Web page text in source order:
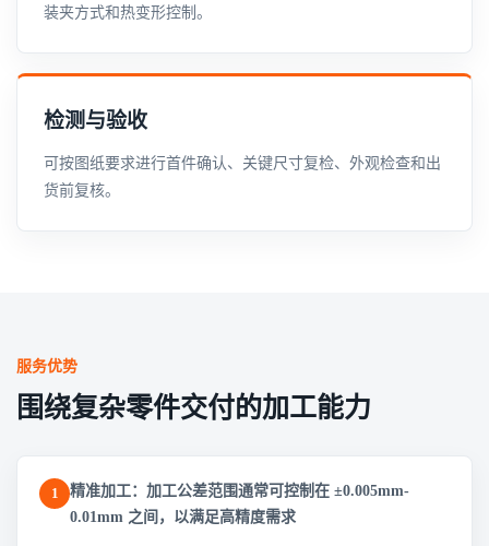
装夹方式和热变形控制。
检测与验收
可按图纸要求进行首件确认、关键尺寸复检、外观检查和出
货前复核。
服务优势
围绕复杂零件交付的加工能力
1
精准加工：加工公差范围通常可控制在 ±0.005mm-
0.01mm 之间，以满足高精度需求